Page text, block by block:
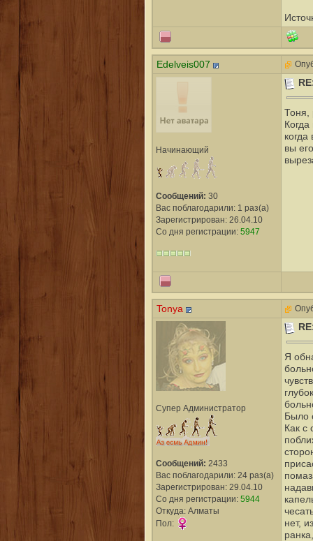
Edelveis007
Начинающий
Сообщений: 30
Вас поблагодарили: 1 раз(а)
Зарегистрирован: 26.04.10
Со дня регистрации: 5947
Тоня,
вы
Tonya
Супер Администратор
Сообщений: 2433
Вас поблагодарили: 24 раз(а)
Зарегистрирован: 29.04.10
Со дня регистрации: 5944
Откуда: Алматы
Пол:
Я
Было
Как с
нет,